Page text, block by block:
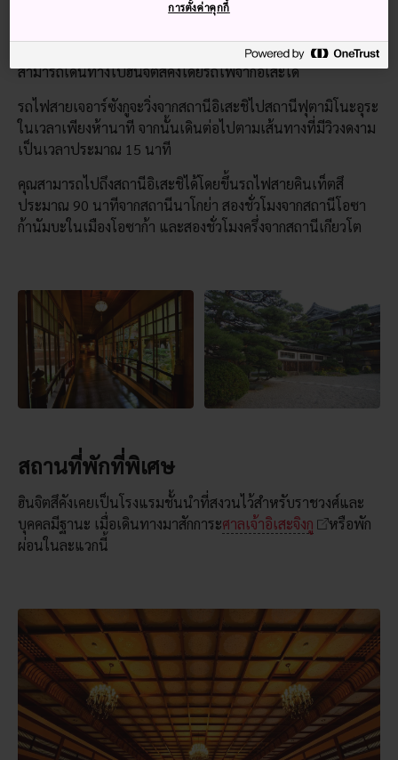
สามารถเดินทางไปฮินจิตสึคังโดยรถไฟจากอิเสะได้
รถไฟสายเจอาร์ซังกูจะวิ่งจากสถานีอิเสะชิไปสถานีฟุตามิโนะอุระ
ในเวลาเพียงห้านาที จากนั้นเดินต่อไปตามเส้นทางที่มีวิวงดงาม
เป็นเวลาประมาณ 15 นาที
คุณสามารถไปถึงสถานีอิเสะชิได้โดยขึ้นรถไฟสายคินเท็ตสึ
ประมาณ 90 นาทีจากสถานีนาโกย่า สองชั่วโมงจากสถานีโอซา
ก้านัมบะในเมืองโอซาก้า และสองชั่วโมงครึ่งจากสถานีเกียวโต
สถานที่พักที่พิเศษ
ฮินจิตสึคังเคยเป็นโรงแรมชั้นนำที่สงวนไว้สำหรับราชวงศ์และ
บุคคลมีฐานะ เมื่อเดินทางมาสักการะศาลเจ้าอิเสะจิงกู
หรือพัก
ผ่อนในละแวกนี้
การตั้งค่าคุกกี้